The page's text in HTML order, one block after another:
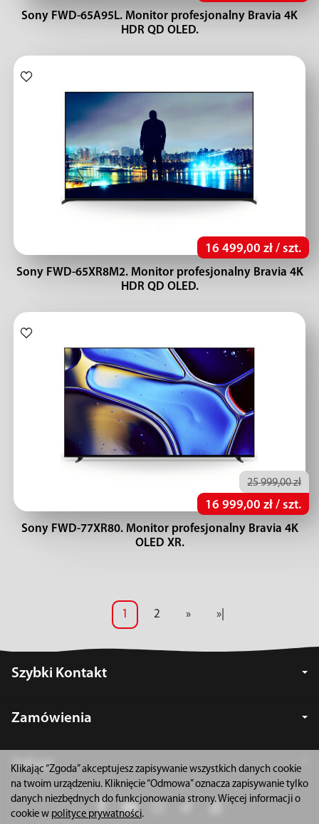
Sony FWD-65A95L. Monitor profesjonalny Bravia 4K
HDR QD OLED.
16 499,00 zł / szt.
Sony FWD-65XR8M2. Monitor profesjonalny Bravia 4K
HDR QD OLED.
25 999,00 zł
16 999,00 zł / szt.
Sony FWD-77XR80. Monitor profesjonalny Bravia 4K
OLED XR.
1 2 » »|
Szybki Kontakt
Zamówienia
Usługi
Klikając “Zgoda” akceptujesz zapisywanie wszystkich danych cookie
na twoim urządzeniu. Kliknięcie “Odmowa” oznacza zapisywanie tylko
danych niezbędnych do funkcjonowania strony. Więcej informacji o
cookie w polityce prywatności.